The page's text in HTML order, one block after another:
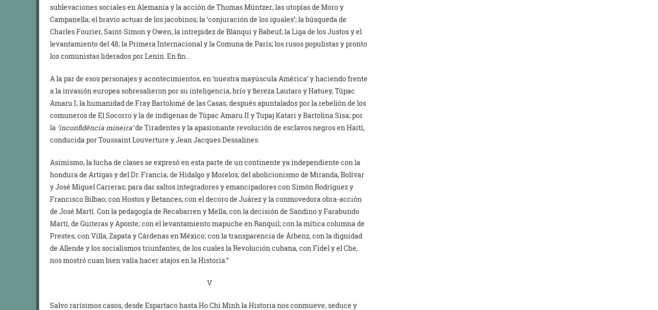
sublevaciones sociales en Alemania y la acción de Thomas Müntzer; las utopías de Moro y
Campanella; el bravío actuar de los jacobinos; la ‘conjuración de los iguales’; la búsqueda de
Charles Fourier, Saint-Simon y Owen; la intrepidez de Blanqui y Babeuf; la Liga de los Justos y el
levantamiento del 48; la Primera Internacional y la Comuna de París; los rusos populistas y pronto
los comunistas liderados por Lenin. En fin…
A la par de esos personajes y acontecimientos, en ‘nuestra mayúscula América’ y haciendo frente
a la invasión europea sobresalieron por su inteligencia, brío y fiereza Lautaro y Hatuey, Túpac
Amaru I; la humanidad de Fray Bartolomé de las Casas; después apuntalados por la rebelión de los
comuneros de El Socorro y la de indígenas de Túpac Amaru II y Tupaj Katari y Bartolina Sisa; por
la ‘inconfidência mineira’de Tiradentes y la apasionante revolución de esclavos negros en Haití,
conducida por Toussaint Louverture y Jean Jacques Dessalines.
Asimismo, la lucha de clases se expresó en esta parte de un continente ya independiente con la
hondura de Artigas y del Dr. Francia; de Hidalgo y Morelos; del abolicionismo de Miranda, Bolívar
y José Miguel Carreras; para dar saltos integradores y emancipadores con Simón Rodríguez y
Francisco Bilbao; con Hostos y Betances; con el decoro de Juárez y la conmovedora obra-acción
de José Martí. Con la pedagogía de Recabarren y Mella; con la decisión de Sandino y Farabundo
Martí, de Guiteras y Aponte; con el levantamiento mapuche en Ranquil; con la mítica columna de
Prestes; con Villa, Zapata y Cárdenas en México; con la transparencia de Árbenz, con la dignidad
de Allende y los socialismos triunfantes, de los cuales la Revolución cubana, con Fidel y el Che,
nos mostró cuan bien valía hacer atajos en la Historia.”
V
Salvo rarísimos casos, desde Espartaco hasta Ho Chi Minh la Historia nos conmueve, seduce y